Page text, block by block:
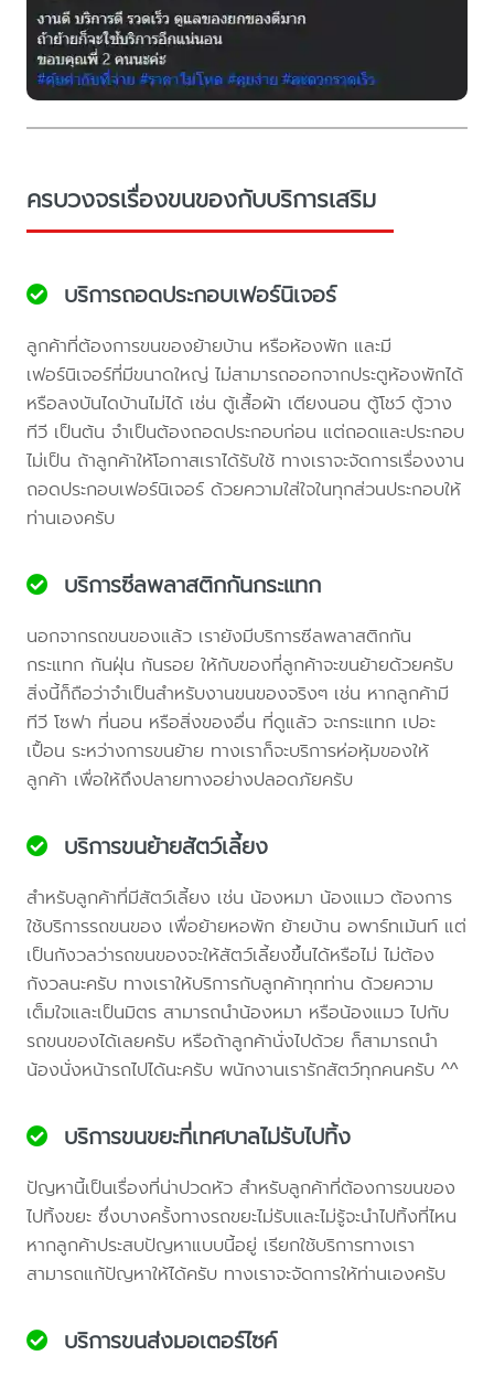
ครบวงจรเรื่องขนของกับบริการเสริม
บริการถอดประกอบเฟอร์นิเจอร์
ลูกค้าที่ต้องการขนของย้ายบ้าน หรือห้องพัก และมี
เฟอร์นิเจอร์ที่มีขนาดใหญ่ ไม่สามารถออกจากประตูห้องพักได้
หรือลงบันไดบ้านไม่ได้ เช่น ตู้เสื้อผ้า เตียงนอน ตู้โชว์ ตู้วาง
ทีวี เป็นต้น จำเป็นต้องถอดประกอบก่อน แต่ถอดและประกอบ
ไม่เป็น ถ้าลูกค้าให้โอกาสเราได้รับใช้ ทางเราจะจัดการเรื่องงาน
ถอดประกอบเฟอร์นิเจอร์ ด้วยความใส่ใจในทุกส่วนประกอบให้
ท่านเองครับ
บริการซีลพลาสติกกันกระแทก
นอกจากรถขนของแล้ว เรายังมีบริการซีลพลาสติกกัน
กระแทก กันฝุ่น กันรอย ให้กับของที่ลูกค้าจะขนย้ายด้วยครับ
สิ่งนี้ก็ถือว่าจำเป็นสำหรับงานขนของจริงๆ เช่น หากลูกค้ามี
ทีวี โซฟา ที่นอน หรือสิ่งของอื่น ที่ดูแล้ว จะกระแทก เปอะ
เปื้อน ระหว่างการขนย้าย ทางเราก็จะบริการห่อหุ้มของให้
ลูกค้า เพื่อให้ถึงปลายทางอย่างปลอดภัยครับ
บริการขนย้ายสัตว์เลี้ยง
สำหรับลูกค้าที่มีสัตว์เลี้ยง เช่น น้องหมา น้องแมว ต้องการ
ใช้บริการรถขนของ เพื่อย้ายหอพัก ย้ายบ้าน อพาร์ทเม้นท์ แต่
เป็นกังวลว่ารถขนของจะให้สัตว์เลี้ยงขึ้นได้หรือไม่ ไม่ต้อง
กังวลนะครับ ทางเราให้บริการกับลูกค้าทุกท่าน ด้วยความ
เต็มใจและเป็นมิตร สามารถนำน้องหมา หรือน้องแมว ไปกับ
รถขนของได้เลยครับ หรือถ้าลูกค้านั่งไปด้วย ก็สามารถนำ
น้องนั่งหน้ารถไปได้นะครับ พนักงานเรารักสัตว์ทุกคนครับ ^^
บริการขนขยะที่เทศบาลไม่รับไปทิ้ง
ปัญหานี้เป็นเรื่องที่น่าปวดหัว สำหรับลูกค้าที่ต้องการขนของ
ไปทิ้งขยะ ซึ่งบางครั้งทางรถขยะไม่รับและไม่รู้จะนำไปทิ้งที่ไหน
หากลูกค้าประสบปัญหาแบบนี้อยู่ เรียกใช้บริการทางเรา
สามารถแก้ปัญหาให้ได้ครับ ทางเราจะจัดการให้ท่านเองครับ
บริการขนส่งมอเตอร์ไซค์